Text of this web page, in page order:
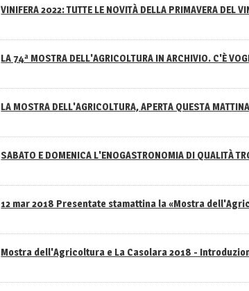
VINIFERA 2022: TUTTE LE NOVITÀ DELLA PRIMAVERA DEL
LA 74ª MOSTRA DELL'AGRICOLTURA IN ARCHIVIO. C'È
LA MOSTRA DELL'AGRICOLTURA, APERTA QUESTA
SABATO E DOMENICA L'ENOGASTRONOMIA DI QUALITÀ
12 mar 2018 Presentate stamattina la «Mostra
Mostra dell'Agricoltura e La Casolara 2018 -